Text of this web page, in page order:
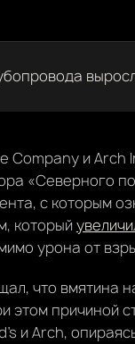
Company и
«Северного
с которым
который
урона от
что вмятина
этом причиной
и Arch,